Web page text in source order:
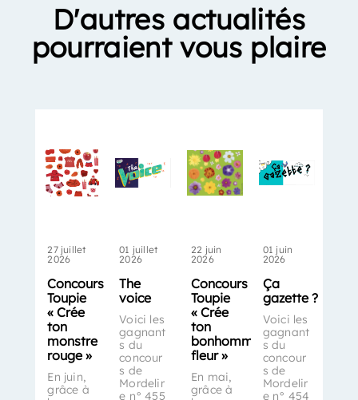
D'autres actualités
pourraient vous plaire
27 juillet
2026
Concours
Toupie
« Crée
ton
monstre
rouge »
En juin,
grâce à
01 juillet
2026
The
voice
Voici les
gagnant
s du
concour
s de
Mordelir
e n° 455
22 juin
2026
Concours
Toupie
« Crée
ton
bonhomme-
fleur »
En mai,
grâce à
01 juin
2026
Ça
gazette ?
Voici les
gagnant
s du
concour
s de
Mordelir
e n° 454